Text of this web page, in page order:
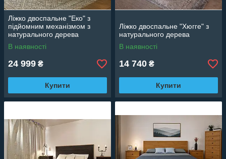
Ліжко двоспальне "Еко" з
підйомним механізмом з
натурального дерева
В наявності
24 999 ₴
Купити
Ліжко двоспальне "Хюгге" з
натурального дерева
В наявності
14 740 ₴
Купити